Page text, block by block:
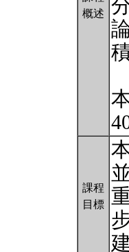
概述
課程
目標